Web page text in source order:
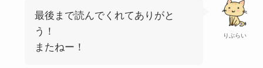
りぶらい
最後まで読んでくれてありがと
う！
またねー！